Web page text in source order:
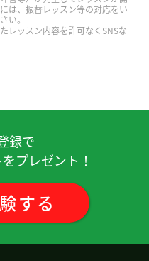
配置に関する先生の
たです。 勉強になり
い致します。
配置に関する先生の
い致します。
した コメントのアッ
し訳ありません。 レ
今後ともよろしくお願
は、振替レッスン等の対応をい
い。
レッスン内容を許可なくSNSな
録で
プレゼント！
する